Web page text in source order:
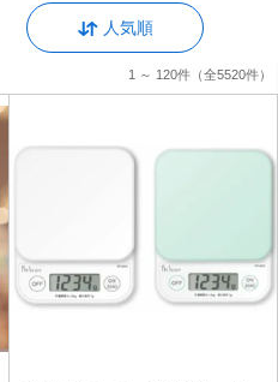
人気順
1 ～ 120件 （全5520件）